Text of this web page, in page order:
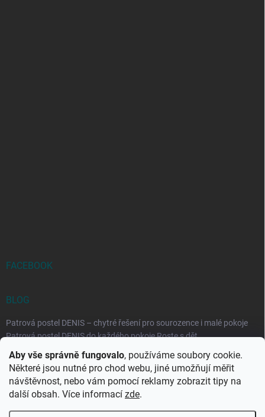
Aby vše správně fungovalo, používáme soubory cookie.
Některé jsou nutné pro chod webu, jiné umožňují měřit
návštěvnost, nebo vám pomocí reklamy zobrazit tipy na
další obsah. Více informací zde.
FACEBOOK
BLOG
Patrová postel DENIS – chytré řešení pro sourozence i malé pokoje
Patrová postel DENIS do každého pokoje Roste s dět...
Rozkládací postele RELAX – ideální řešení pro malé prostory i
každodenní spaní
Rozkládací postel, která se přizpůsobí vašemu živo...